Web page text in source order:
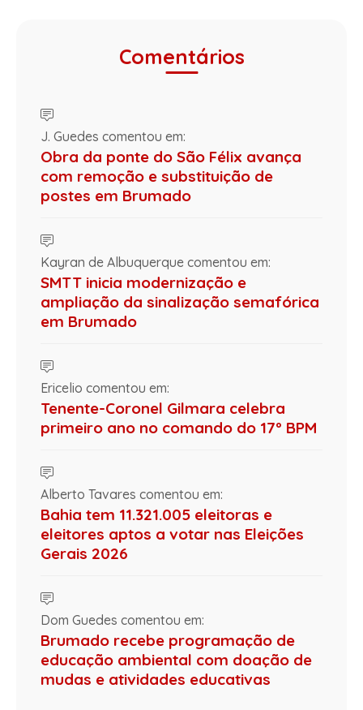
Comentários
J. Guedes comentou em:
Obra da ponte do São Félix avança
com remoção e substituição de
postes em Brumado
Kayran de Albuquerque comentou em:
SMTT inicia modernização e
ampliação da sinalização semafórica
em Brumado
Ericelio comentou em:
Tenente-Coronel Gilmara celebra
primeiro ano no comando do 17º BPM
Alberto Tavares comentou em:
Bahia tem 11.321.005 eleitoras e
eleitores aptos a votar nas Eleições
Gerais 2026
Dom Guedes comentou em:
Brumado recebe programação de
educação ambiental com doação de
mudas e atividades educativas